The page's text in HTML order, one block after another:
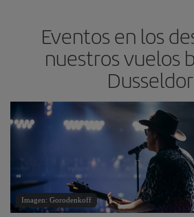
Eventos en los
nuestros vuelos
Imagen: Gorodenkoff